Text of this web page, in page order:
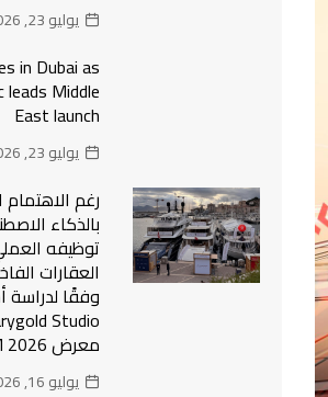
يوليو 23, 2026
in Dubai as
leads Middle
East launch
يوليو 23, 2026
رغم الاهتمام
بالذكاء
توظيفه
العقارات
وفقًا لدراسة
معرض MIPIM 2026
يوليو 16, 2026